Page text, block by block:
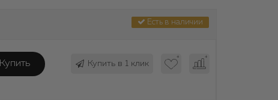
Есть в наличии
Купить Купить в 1 клик